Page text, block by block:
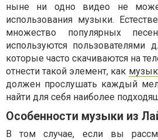
ныне ни одно видео не
использования музыки.
множество популярных
используются пользователями
которые часто скачиваются на
отнести такой элемент, как
должен прослушать каждый
найти для себя наиболее
Особенности музыки из
В том случае, если вы